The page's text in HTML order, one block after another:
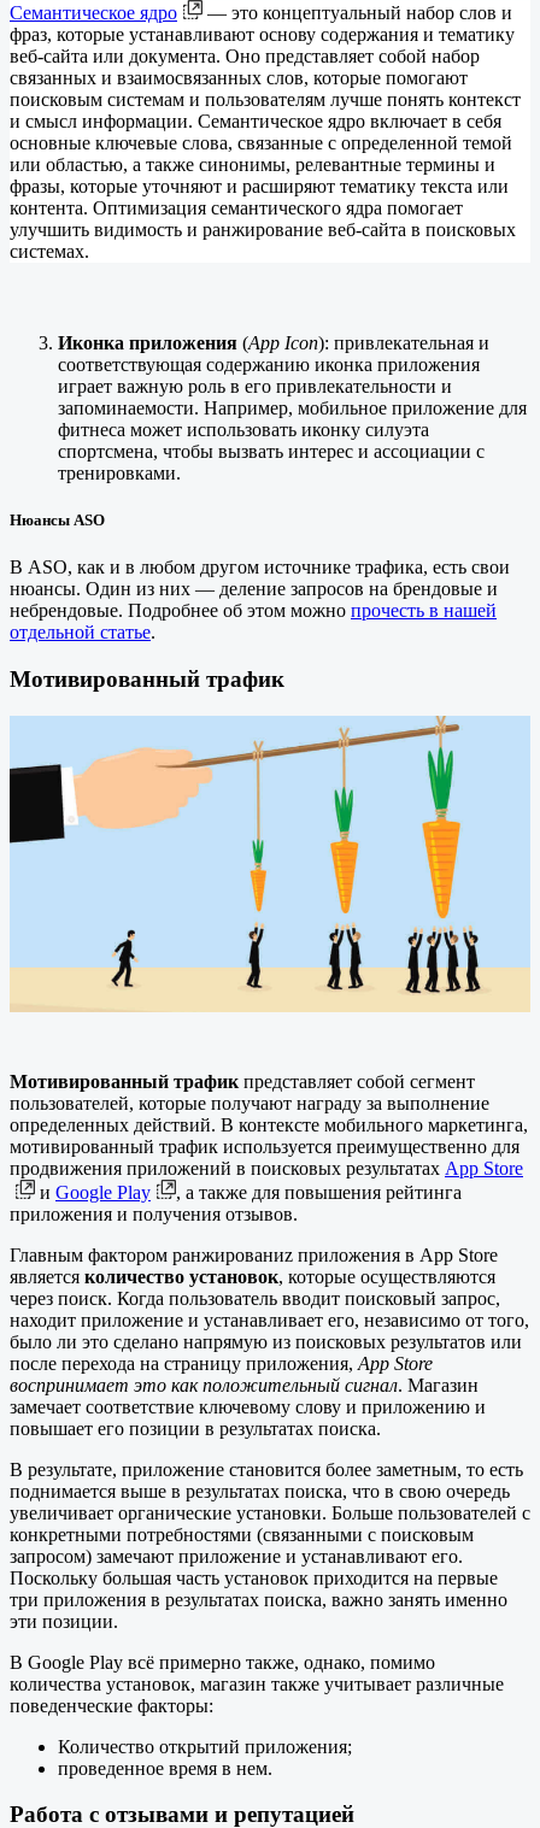
Семантическое ядро
— это концептуальный набор слов и
фраз, которые устанавливают основу содержания и тематику
веб-сайта или документа. Оно представляет собой набор
связанных и взаимосвязанных слов, которые помогают
поисковым системам и пользователям лучше понять контекст
и смысл информации. Семантическое ядро включает в себя
основные ключевые слова, связанные с определенной темой
или областью, а также синонимы, релевантные термины и
фразы, которые уточняют и расширяют тематику текста или
контента. Оптимизация семантического ядра помогает
улучшить видимость и ранжирование веб-сайта в поисковых
системах.
Иконка приложения (App Icon): привлекательная и
соответствующая содержанию иконка приложения
играет важную роль в его привлекательности и
запоминаемости. Например, мобильное приложение для
фитнеса может использовать иконку силуэта
спортсмена, чтобы вызвать интерес и ассоциации с
тренировками.
Нюансы ASO
В ASO, как и в любом другом источнике трафика, есть свои
нюансы. Один из них — деление запросов на брендовые и
небрендовые. Подробнее об этом можно прочесть в нашей
отдельной статье.
Мотивированный трафик
Мотивированный трафик представляет собой сегмент
пользователей, которые получают награду за выполнение
определенных действий. В контексте мобильного маркетинга,
мотивированный трафик используется преимущественно для
продвижения приложений в поисковых результатах App Store
и Google Play
, а также для повышения рейтинга
приложения и получения отзывов.
Главным фактором ранжированиz приложения в App Store
является количество установок, которые осуществляются
через поиск. Когда пользователь вводит поисковый запрос,
находит приложение и устанавливает его, независимо от того,
было ли это сделано напрямую из поисковых результатов или
после перехода на страницу приложения, App Store
воспринимает это как положительный сигнал. Магазин
замечает соответствие ключевому слову и приложению и
повышает его позиции в результатах поиска.
В результате, приложение становится более заметным, то есть
поднимается выше в результатах поиска, что в свою очередь
увеличивает органические установки. Больше пользователей с
конкретными потребностями (связанными с поисковым
запросом) замечают приложение и устанавливают его.
Поскольку большая часть установок приходится на первые
три приложения в результатах поиска, важно занять именно
эти позиции.
В Google Play всё примерно также, однако, помимо
количества установок, магазин также учитывает различные
поведенческие факторы:
Количество открытий приложения;
проведенное время в нем.
Работа с отзывами и репутацией